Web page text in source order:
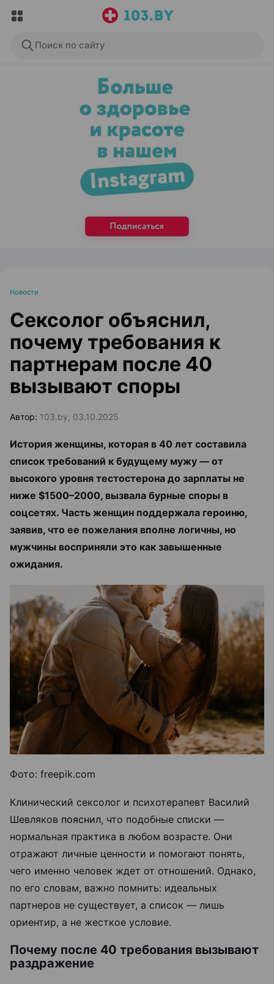
Поиск по сайту
ЭФФЕКТИВНАЯ РЕКЛАМА НА САЙТЕ
Новости
Cексолог объяснил,
почему требования к
партнерам после 40
вызывают споры
Автор: 103.by, 03.10.2025
История женщины, которая в 40 лет составила
список требований к будущему мужу — от
высокого уровня тестостерона до зарплаты не
ниже $1500–2000, вызвала бурные споры в
соцсетях. Часть женщин поддержала героиню,
заявив, что ее пожелания вполне логичны, но
мужчины восприняли это как завышенные
ожидания.
Фото: freepik.com
Клинический сексолог и психотерапевт Василий
Шевляков пояснил, что подобные списки —
нормальная практика в любом возрасте. Они
отражают личные ценности и помогают понять,
чего именно человек ждет от отношений. Однако,
по его словам, важно помнить: идеальных
партнеров не существует, а список — лишь
ориентир, а не жесткое условие.
Почему после 40 требования вызывают
раздражение